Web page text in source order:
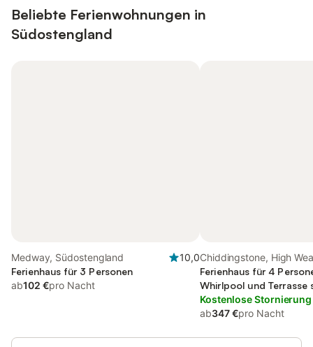
Beliebte Ferienwohnungen in
Südostengland
Medway, Südostengland
10,0
Ferienhaus für 3 Personen
ab102 €pro Nacht
Chiddingstone, High
Ferienhaus für 4
Whirlpool und Terrasse
Kostenlose Stornierung
ab347 €pro Nacht